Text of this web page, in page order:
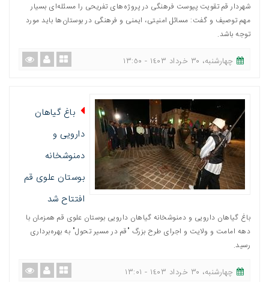
شهردار قم تقویت پیوست فرهنگی در پروژه‌های تفریحی را مسئله‌ای بسیار
مهم توصیف و گفت: مسائل امنیتی، ایمنی و فرهنگی در بوستان‌ها باید مورد
توجه باشد.
چهارشنبه، ٣٠ خرداد ١٤٠٣ - ١٣:٥٠
باغ گیاهان
دارویی و
دمنوشخانه
بوستان علوی قم
افتتاح شد
باغ گیاهان دارویی و دمنوشخانه گیاهان دارویی بوستان علوی قم همزمان با
دهه امامت و ولایت و اجرای طرح بزرگ "قم در مسیر تحول" به بهره‌برداری
رسید.
چهارشنبه، ٣٠ خرداد ١٤٠٣ - ١٣:٠١